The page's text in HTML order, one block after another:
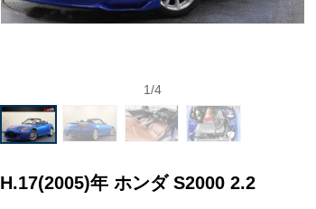
1/4
H.17(2005)年 ホンダ S2000 2.2